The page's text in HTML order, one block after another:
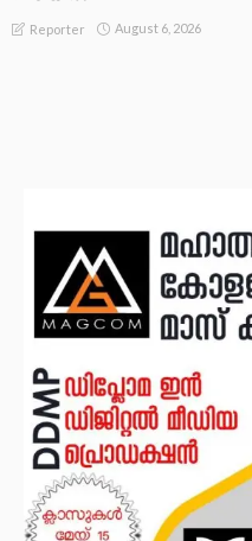
Reporter August 6, 2026